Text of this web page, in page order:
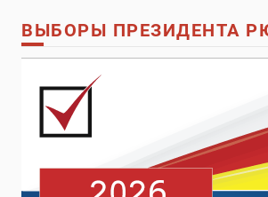
ВЫБОРЫ ПРЕЗИДЕНТА